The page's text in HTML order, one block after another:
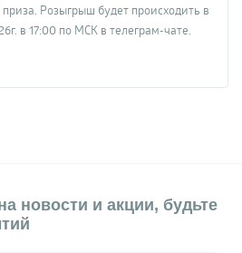
Розыгрыш будет происходить в
в 17:00 по МСК в телеграм-чате.
новости и акции, будьте